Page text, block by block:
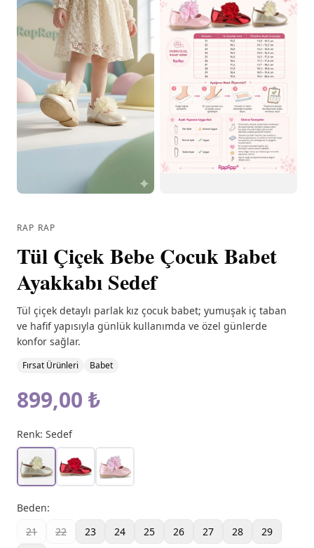
RAP RAP
Tül Çiçek Bebe Çocuk Babet
Ayakkabı Sedef
Tül çiçek detaylı parlak kız çocuk babet; yumuşak iç taban
ve hafif yapısıyla günlük kullanımda ve özel günlerde
konfor sağlar.
Fırsat Ürünleri Babet
899,00 ₺
Renk: Sedef
Beden:
21
22 23 24 25 26 27 28
29